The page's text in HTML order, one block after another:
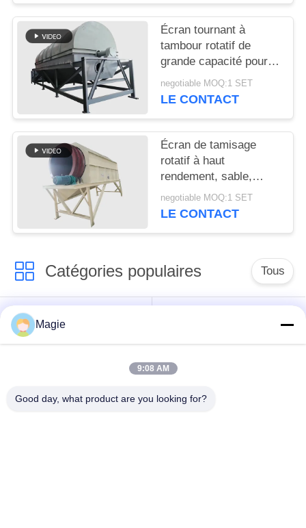
PRIVACY
POLICY
Écran tournant à
tambour rotatif de
grande capacité pour
tamisage du sable et
du gravier
negotiable MOQ:1 SET
LE CONTACT
Écran de tamisage
rotatif à haut
rendement, sable,
gravier, pierre, écran à
tambour rotatif
negotiable MOQ:1 SET
LE CONTACT
Catégories populaires Tous
Vibro machine à
écran
Culbuteur Screening
Magie
9:08 AM
Good day, what product are you looking for?